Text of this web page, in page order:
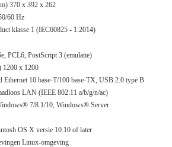
370 x 392 x 262
60 Hz
klasse 1 (IEC60825 - 1:2014)
PCL6, PostScript 3 (emulatie)
1200 x 1200
Ethernet 10 base-T/100 base-TX, USB 2.0 type B
LAN (IEEE 802.11 a/b/g/n/ac)
7/8.1/10, Windows® Server
OS X versie 10.10 of later
Linux-omgeving